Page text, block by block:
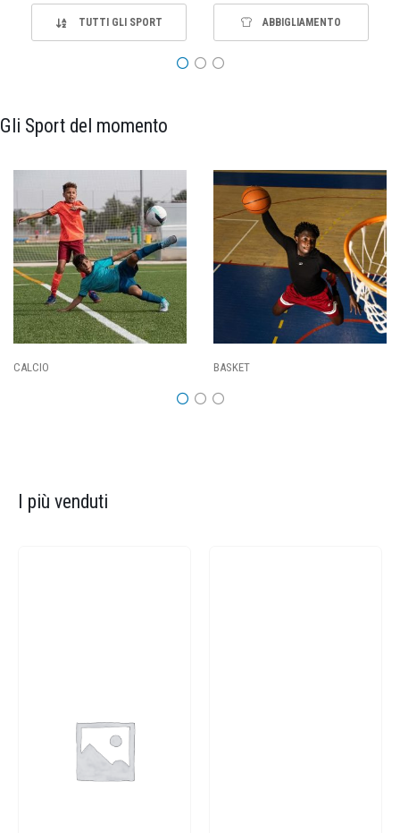
TUTTI GLI SPORT ABBIGLIAMENTO
Gli Sport del momento
PALLAVOLO RUGBY
I più venduti